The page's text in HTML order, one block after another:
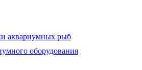
аквариумных рыб
оборудования